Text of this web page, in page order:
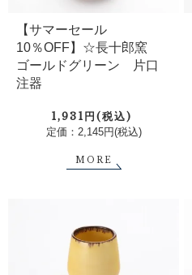
【サマーセール
10％OFF】☆長十郎窯
ゴールドグリーン 片口
注器
1,931円(税込)
定価：2,145円(税込)
MORE